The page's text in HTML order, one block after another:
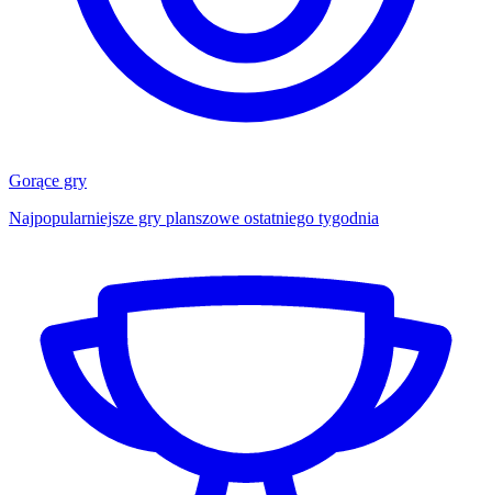
Gorące gry
Najpopularniejsze gry planszowe ostatniego tygodnia